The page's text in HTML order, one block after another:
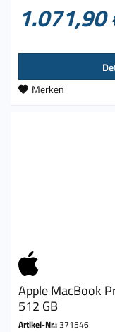
1.071,90
Merken
Apple MacBook
512 GB
Artikel-Nr.:371546